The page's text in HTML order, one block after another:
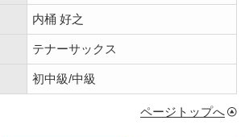
内桶 好之
テナーサックス
初中級/中級
ページトップへ